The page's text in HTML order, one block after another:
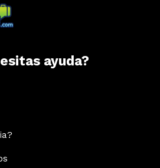
ayuda?